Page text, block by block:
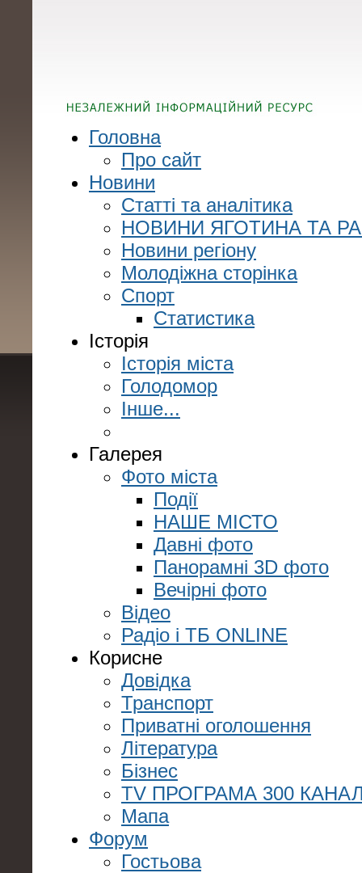
Головна
Про сайт
Новини
Статті та аналітика
НОВИНИ ЯГОТИНА ТА
Новини регіону
Молодіжна сторінка
Спорт
Статистика
Історія
Історія міста
Голодомор
Інше...
Галерея
Фото міста
Події
НАШЕ МІСТО
Давні фото
Панорамні 3D фото
Вечірні фото
Відео
Радіо і ТБ ONLINE
Корисне
Довідка
Транспорт
Приватні оголошення
Література
Бізнес
TV ПРОГРАМА 300
Мапа
Форум
Гостьова